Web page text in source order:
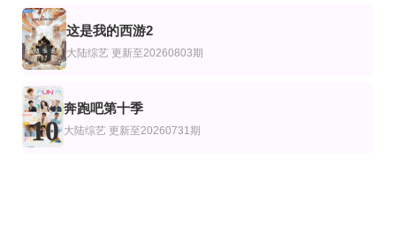
9
这是我的西游2
大陆综艺 更新至20260803期
10
奔跑吧第十季
大陆综艺 更新至20260731期